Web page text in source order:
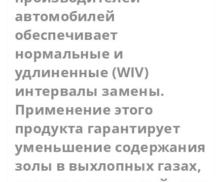
автомобилей
обеспечивает
нормальные и
удлиненные (WIV)
интервалы замены.
Применение этого
продукта гарантирует
уменьшение содержания
золы в выхлопных газах,